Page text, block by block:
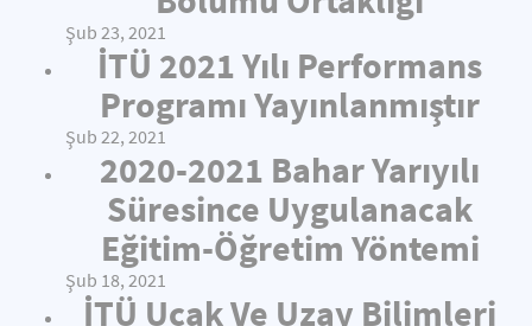
Şub 23, 2021
İTÜ 2021 Yılı Performans
Programı Yayınlanmıştır
Şub 22, 2021
2020-2021 Bahar Yarıyılı
Süresince Uygulanacak
Eğitim-Öğretim Yöntemi
Şub 18, 2021
İTÜ Uçak Ve Uzay Bilimleri